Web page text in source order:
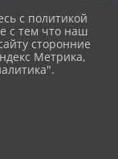
в
KiB)
с политикой
с тем что наш
сторонние
Метрика,